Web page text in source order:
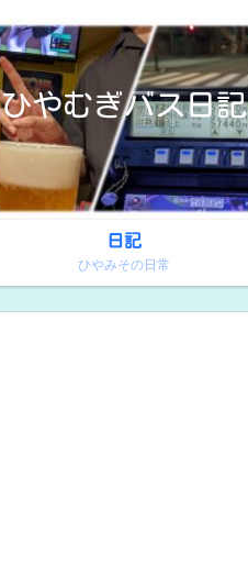
ひやむぎバス日記
日記
ひやみその日常